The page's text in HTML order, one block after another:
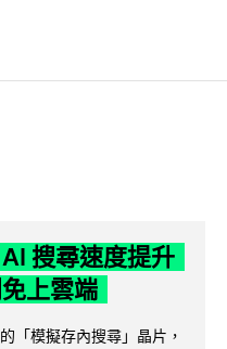
搜尋速度提升
上雲端
「模擬存內搜尋」晶片，